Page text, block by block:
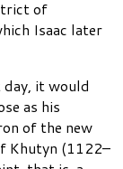
of
Isaac later
it would
as his
of the new
Khutyn (1122–